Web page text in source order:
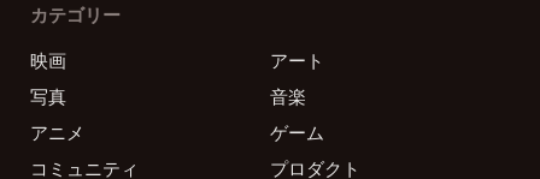
カテゴリー
映画
アート
写真
音楽
アニメ
ゲーム
コミュニティ
プロダクト